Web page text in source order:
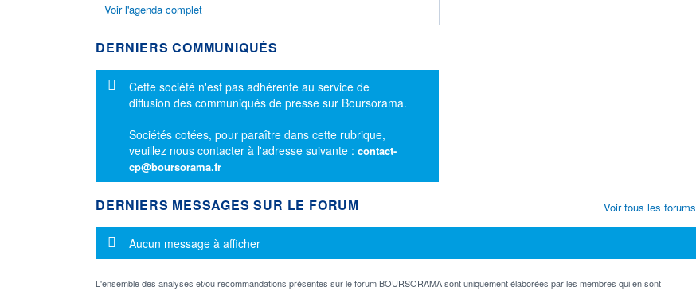
Voir l'agenda complet
DERNIERS COMMUNIQUÉS
Message d'information
Cette société n'est pas adhérente au service de
diffusion des communiqués de presse sur Boursorama.
Sociétés cotées, pour paraître dans cette rubrique,
veuillez nous contacter à l'adresse suivante : contact-
cp@boursorama.fr
DERNIERS MESSAGES SUR LE FORUM
Message d'information
Aucun message à afficher
L'ensemble des analyses et/ou recommandations présentes sur le forum BOURSORAMA sont uniquement élaborées par les membres qui en sont
Voir tous les forums